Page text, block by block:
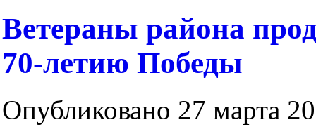
Ветераны района
70-летию Победы
Опубликовано 27 марта